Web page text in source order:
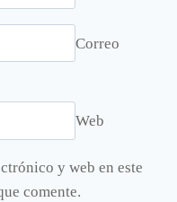
Correo
Web
y web en este
comente.